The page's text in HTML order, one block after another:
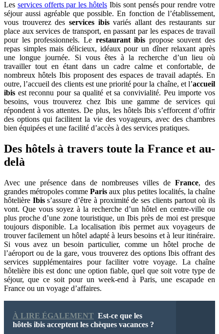
Les services offerts par les hôtels Ibis sont pensés pour rendre votre
séjour aussi agréable que possible. En fonction de l’établissement,
vous trouverez des services ibisvariés allant des restaurants sur
place aux services de transport, en passant par les espaces de travail
pour les professionnels. Le restaurant ibis propose souvent des
repas simples mais délicieux, idéaux pour un dîner relaxant après
une longue journée. Si vous êtes à la recherche d’un lieu où
travailler tout en étant dans un cadre calme et confortable, de
nombreux hôtels Ibis proposent des espaces de travail adaptés. En
outre, l’accueil des clients est une priorité pour la chaîne, et l’accueil
ibis est reconnu pour sa qualité et sa convivialité. Peu importe vos
besoins, vous trouverez chez Ibis une gamme de services qui
répondent à vos attentes. De plus, les hôtels Ibis s’efforcent d’offrir
des options qui facilitent la vie des voyageurs, avec des chambres
bien équipées et une facilité d’accès à des services pratiques.
Des hôtels à travers toute la France et au-
delà
Avec une présence dans de nombreuses villes de France, des
grandes métropoles commeParis aux plus petites localités, la chaîne
hôtelière Ibiss’assure d’être à proximité de ses clients partout où ils
vont. Que vous soyez à la recherche d’un hôtel en centre-ville ou
plus proche d’une zone touristique, un Ibis près de moi est presque
toujours disponible. La localisation ibis permet aux voyageurs de
trouver facilement un hôtel adapté à leurs besoins et à leur itinéraire.
Si vous avez un besoin particulier, comme un hôtel proche de
l’aéroport ou de la gare, vous trouverez des options Ibis offrant des
services supplémentaires pour faciliter votre voyage. La chaîne
hôtelière ibis est donc une option fiable, quel que soit votre type de
séjour, que ce soit pour un week-end à Paris, une escapade en
France ou un voyage d’affaires.
À LIRE ÉGALEMENT Est-ce que les
hôtels ibis acceptent les chèques vacances ?